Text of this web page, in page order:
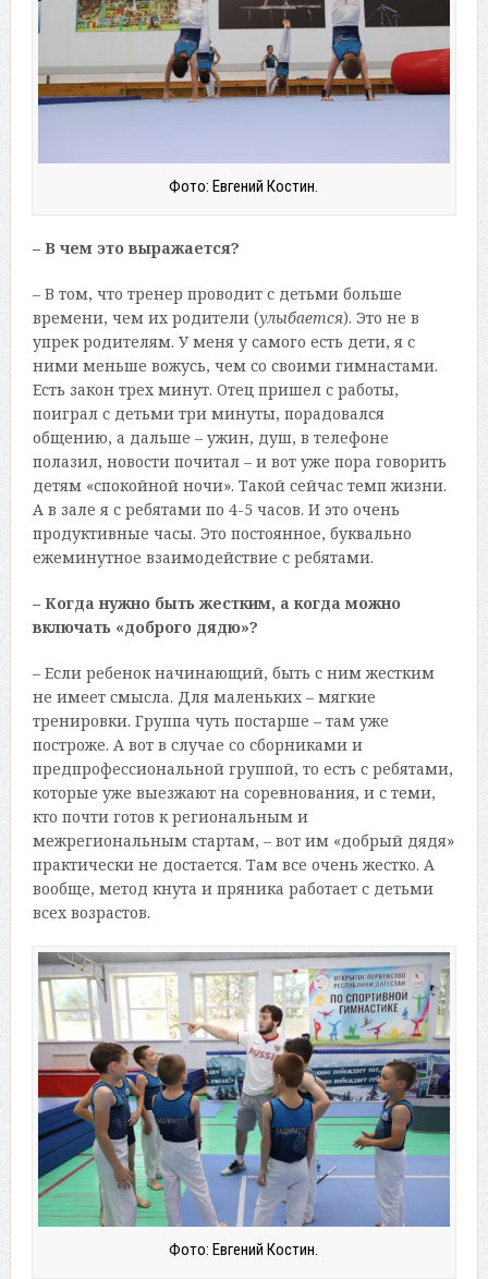
Фото: Евгений Костин.
– В чем это выражается?
– В том, что тренер проводит с детьми больше
времени, чем их родители (улыбается). Это не в
упрек родителям. У меня у самого есть дети, я с
ними меньше вожусь, чем со своими гимнастами.
Есть закон трех минут. Отец пришел с работы,
поиграл с детьми три минуты, порадовался
общению, а дальше – ужин, душ, в телефоне
полазил, новости почитал – и вот уже пора говорить
детям «спокойной ночи». Такой сейчас темп жизни.
А в зале я с ребятами по 4-5 часов. И это очень
продуктивные часы. Это постоянное, буквально
ежеминутное взаимодействие с ребятами.
– Когда нужно быть жестким, а когда можно
включать «доброго дядю»?
– Если ребенок начинающий, быть с ним жестким
не имеет смысла. Для маленьких – мягкие
тренировки. Группа чуть постарше – там уже
построже. А вот в случае со сборниками и
предпрофессиональной группой, то есть с ребятами,
которые уже выезжают на соревнования, и с теми,
кто почти готов к региональным и
межрегиональным стартам, – вот им «добрый дядя»
практически не достается. Там все очень жестко. А
вообще, метод кнута и пряника работает с детьми
всех возрастов.
Фото: Евгений Костин.